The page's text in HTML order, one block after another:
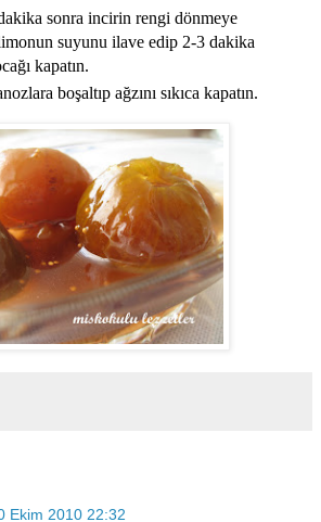
sonra incirin rengi dönmeye
suyunu ilave edip 2-3 dakika
kapatın.
boşaltıp ağzını sıkıca kapatın.
Ekim 2010 22:32